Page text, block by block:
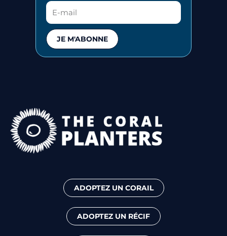
JE M'ABONNE
ADOPTEZ UN CORAIL
ADOPTEZ UN RÉCIF